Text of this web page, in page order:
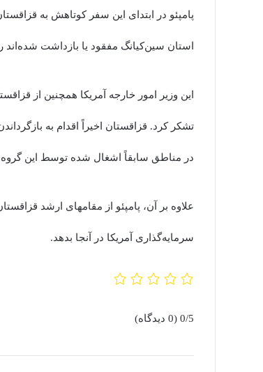
پامپئو در ابتدای این سفر کوتاهش به
استان سین‌کیانگ مفقود یا بازداشت شده‌اند
این وزیر امور خارجه آمریکا همچنین از
در مناطق سابقاً اشغال شده توسط این
علاوه بر آن، پامپئو از مقامهای ارشد
سرمایه‌گذاری آمریکا در آنجا بدهد.
0/5 (0 دیدگاه)